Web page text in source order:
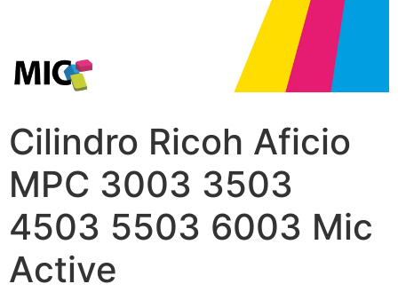
Cilindro Ricoh Aficio
MPC 3003 3503
4503 5503 6003 Mic
Active